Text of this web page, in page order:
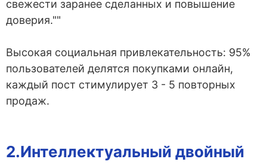
свежести заранее сделанных и повышение
доверия.""
Высокая социальная привлекательность: 95%
пользователей делятся покупками онлайн,
каждый пост стимулирует 3 - 5 повторных
продаж.
2.Интеллектуальный двойный